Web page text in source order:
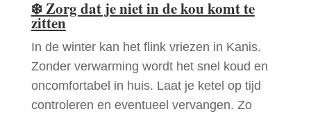
❄️Zorg dat je niet in de kou komt te
zitten
In de winter kan het flink vriezen in Kanis.
Zonder verwarming wordt het snel koud en
oncomfortabel in huis. Laat je ketel op tijd
controleren en eventueel vervangen. Zo